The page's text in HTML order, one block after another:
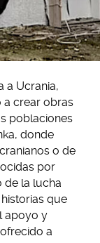
a Ucrania,
a crear obras
poblaciones
donde
o de
por
de la lucha
que
apoyo y
a